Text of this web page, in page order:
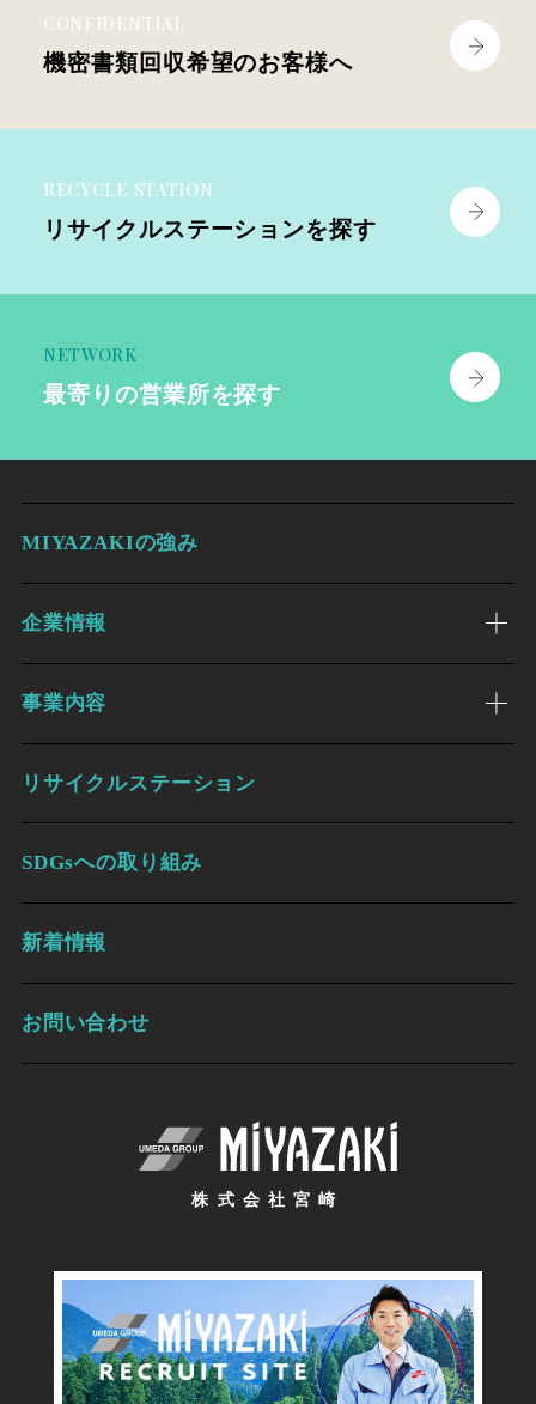
CONFIDENTIAL
機密書類回収希望のお客様へ
RECYCLE STATION
リサイクルステーションを探す
NETWORK
最寄りの営業所を探す
MIYAZAKIの強み
企業情報
事業内容
リサイクルステーション
SDGsへの取り組み
新着情報
お問い合わせ
株式会社宮崎